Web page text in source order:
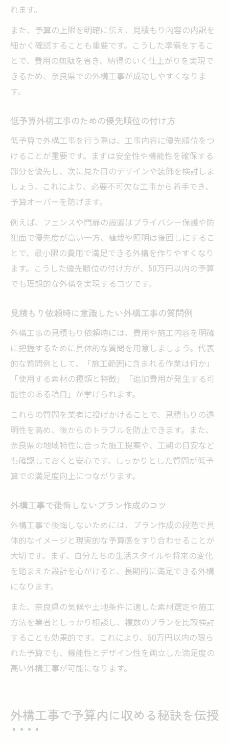
れます。
また、予算の上限を明確に伝え、見積もり内容の内訳を
細かく確認することも重要です。こうした準備をするこ
とで、費用の無駄を省き、納得のいく仕上がりを実現で
きるため、奈良県での外構工事が成功しやすくなりま
す。
低予算外構工事のための優先順位の付け方
低予算で外構工事を行う際は、工事内容に優先順位をつ
けることが重要です。まずは安全性や機能性を確保する
部分を優先し、次に見た目のデザインや装飾を検討しま
しょう。これにより、必要不可欠な工事から着手でき、
予算オーバーを防げます。
例えば、フェンスや門扉の設置はプライバシー保護や防
犯面で優先度が高い一方、植栽や照明は後回しにするこ
とで、最小限の費用で満足できる外構を作りやすくなり
ます。こうした優先順位の付け方が、50万円以内の予算
でも理想的な外構を実現するコツです。
見積もり依頼時に意識したい外構工事の質問例
外構工事の見積もり依頼時には、費用や施工内容を明確
に把握するために具体的な質問を用意しましょう。代表
的な質問例として、「施工範囲に含まれる作業は何か」
「使用する素材の種類と特徴」「追加費用が発生する可
能性のある項目」が挙げられます。
これらの質問を業者に投げかけることで、見積もりの透
明性を高め、後からのトラブルを防止できます。また、
奈良県の地域特性に合った施工提案や、工期の目安など
も確認しておくと安心です。しっかりとした質問が低予
算での満足度向上につながります。
外構工事で後悔しないプラン作成のコツ
外構工事で後悔しないためには、プラン作成の段階で具
体的なイメージと現実的な予算感をすり合わせることが
大切です。まず、自分たちの生活スタイルや将来の変化
を踏まえた設計を心がけると、長期的に満足できる外構
になります。
また、奈良県の気候や土地条件に適した素材選定や施工
方法を業者としっかり相談し、複数のプランを比較検討
することも効果的です。これにより、50万円以内の限ら
れた予算でも、機能性とデザイン性を両立した満足度の
高い外構工事が可能になります。
外構工事で予算内に収める秘訣を伝授